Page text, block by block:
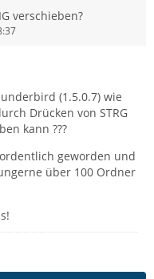
verschieben?
(1.5.0.7) wie
Drücken von STRG
kann ???
geworden und
über 100 Ordner